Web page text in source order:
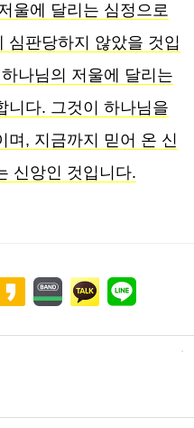
울에 달리는 심정으로
심판당하지 않았을 것입
나님의 저울에 달리는
니다. 그것이 하나님을
며, 지금까지 믿어 온 신
신앙인 것입니다.